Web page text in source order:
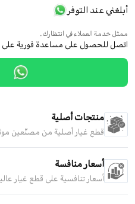
أبلغني عند التوفر
ممثل خدمة العملاء في انتظارك.
اتصل للحصول على مساعدة فورية على
منتجات أصلية
قطع غيار أصلية من مصنّعين
أسعار منافسة
أسعار تنافسية على قطع غيار